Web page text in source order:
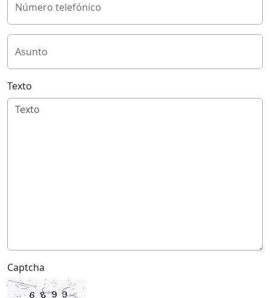
Número telefónico
Asunto
Texto
Captcha